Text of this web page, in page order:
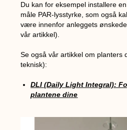
Du kan for eksempel installere
måle PAR-lysstyrke, som også
være innenfor anleggets
vår artikkel).
Se også vår artikkel om planters
teknisk):
DLI (Daily Light Integral):
plantene dine